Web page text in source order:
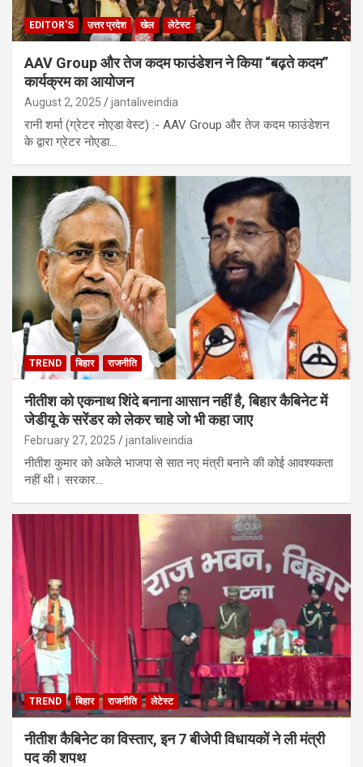
EDITOR'S उत्तर प्रदेश खेल लेटेस्ट
AAV Group और तेज कदम फाउंडेशन ने किया “बढ़ते कदम”
कार्यक्रम का आयोजन
August 2, 2025 jantaliveindia
रानी शर्मा (ग्रेटर नोएडा वेस्ट) :- AAV Group और तेज कदम फाउंडेशन
के द्वारा ग्रेटर नोएडा…
TREND बिहार राजनीति
नीतीश को एकनाथ शिंदे बनाना आसान नहीं है, बिहार कैबिनेट में
जेडीयू के सरेंडर को लेकर चाहे जो भी कहा जाए
February 27, 2025 jantaliveindia
नीतीश कुमार को अकेले भाजपा से सात नए मंत्री बनाने की कोई आवश्यकता
नहीं थी। सरकार…
TREND बिहार राजनीति लेटेस्ट
नीतीश कैबिनेट का विस्तार, इन 7 बीजेपी विधायकों ने ली मंत्री
पद की शपथ